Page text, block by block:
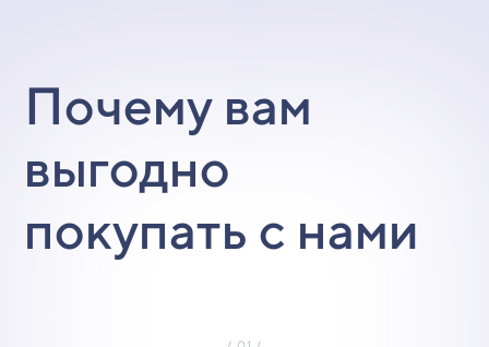
Почему вам
выгодно
покупать с нами